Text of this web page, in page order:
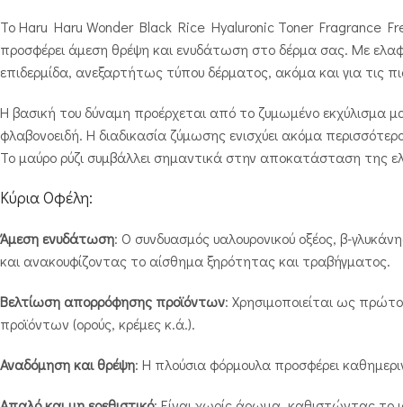
Το Haru Haru Wonder Black Rice Hyaluronic Toner Fragrance
προσφέρει άμεση θρέψη και ενυδάτωση στο δέρμα σας. Με
επιδερμίδα, ανεξαρτήτως τύπου δέρματος, ακόμα και για τις
Η βασική του δύναμη προέρχεται από το ζυμωμένο εκχύλισμα
φλαβονοειδή. Η διαδικασία ζύμωσης ενισχύει ακόμα
Το μαύρο ρύζι συμβάλλει σημαντικά στην αποκατάσταση της
Κύρια Οφέλη:
Άμεση ενυδάτωση: Ο συνδυασμός υαλουρονικού οξέος, β-
και ανακουφίζοντας το αίσθημα ξηρότητας και τραβήγματος.
Βελτίωση απορρόφησης προϊόντων: Χρησιμοποιείται ως
προϊόντων (ορούς, κρέμες κ.ά.).
Αναδόμηση και θρέψη: Η πλούσια φόρμουλα προσφέρει